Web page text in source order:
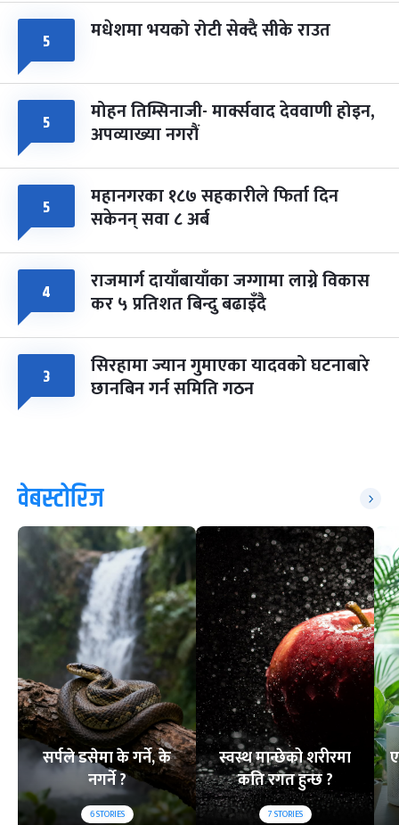
५ मधेशमा भयको रोटी सेक्दै सीके राउत
५ मोहन तिम्सिनाजी- मार्क्सवाद देववाणी होइन,
अपव्याख्या नगरौं
५ महानगरका १८७ सहकारीले फिर्ता दिन
सकेनन् सवा ८ अर्ब
४ राजमार्ग दायाँबायाँका जग्गामा लाग्ने विकास
कर ५ प्रतिशत बिन्दु बढाइँदै
३ सिरहामा ज्यान गुमाएका यादवको घटनाबारे
छानबिन गर्न समिति गठन
वेबस्टोरिज
सर्पले डसेमा के गर्ने, के
नगर्ने ?
6STORIES
स्वस्थ मान्छेको शरीरमा
कति रगत हुन्छ ?
7STORIES